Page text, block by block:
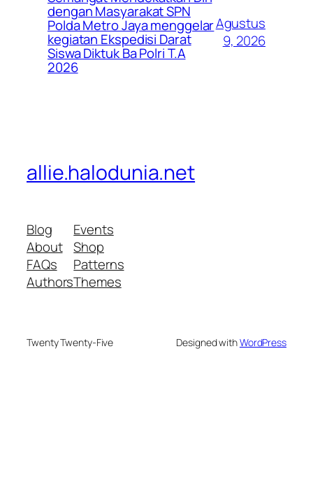
dengan Masyarakat SPN
Polda Metro Jaya menggelar
kegiatan Ekspedisi Darat
Siswa Diktuk Ba Polri T.A
2026
Agustus
9, 2026
allie.halodunia.net
Blog
About
FAQs
Authors
Events
Shop
Patterns
Themes
Twenty Twenty-Five Designed withWordPress